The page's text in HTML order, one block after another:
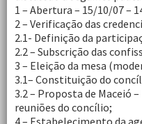
1 – Abertura – 15/10/07 –
2 – Verificação das
2.1- Definição da
2.2 – Subscrição das
3 – Eleição da mesa
3.1– Constituição do
3.2 – Proposta de Maceió
reuniões do concílio;
4 – Estabelecimento da